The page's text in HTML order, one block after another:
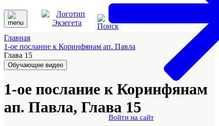
Войти на сайт
Главная
1-ое послание к Коринфянам ап. Павла
Глава 15
Обучающее видео
1-ое послание к Коринфянам
ап. Павла, Глава 15